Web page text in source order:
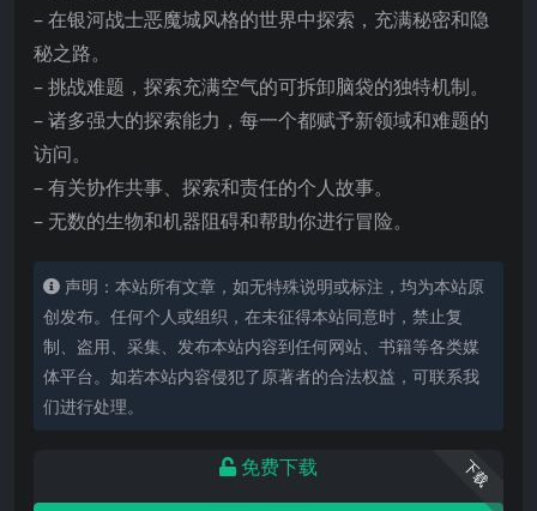
– 在银河战士恶魔城风格的世界中探索，充满秘密和隐
秘之路。
– 挑战难题，探索充满空气的可拆卸脑袋的独特机制。
– 诸多强大的探索能力，每一个都赋予新领域和难题的
访问。
– 有关协作共事、探索和责任的个人故事。
– 无数的生物和机器阻碍和帮助你进行冒险。
声明：本站所有文章，如无特殊说明或标注，均为本站原
创发布。任何个人或组织，在未征得本站同意时，禁止复
制、盗用、采集、发布本站内容到任何网站、书籍等各类媒
体平台。如若本站内容侵犯了原著者的合法权益，可联系我
们进行处理。
下载
免费下载